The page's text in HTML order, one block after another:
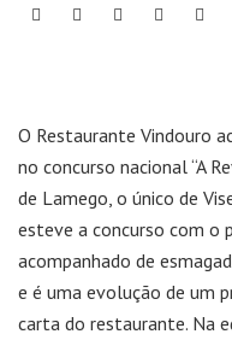
O Restaurante Vindouro
no concurso nacional “A
de Lamego, o único de
esteve a concurso com o
acompanhado de
e é uma evolução de um
carta do restaurante. Na